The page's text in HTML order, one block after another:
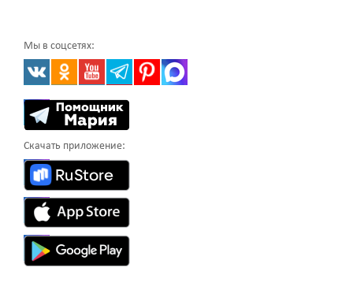
Мы в соцсетях:
Скачать приложение: